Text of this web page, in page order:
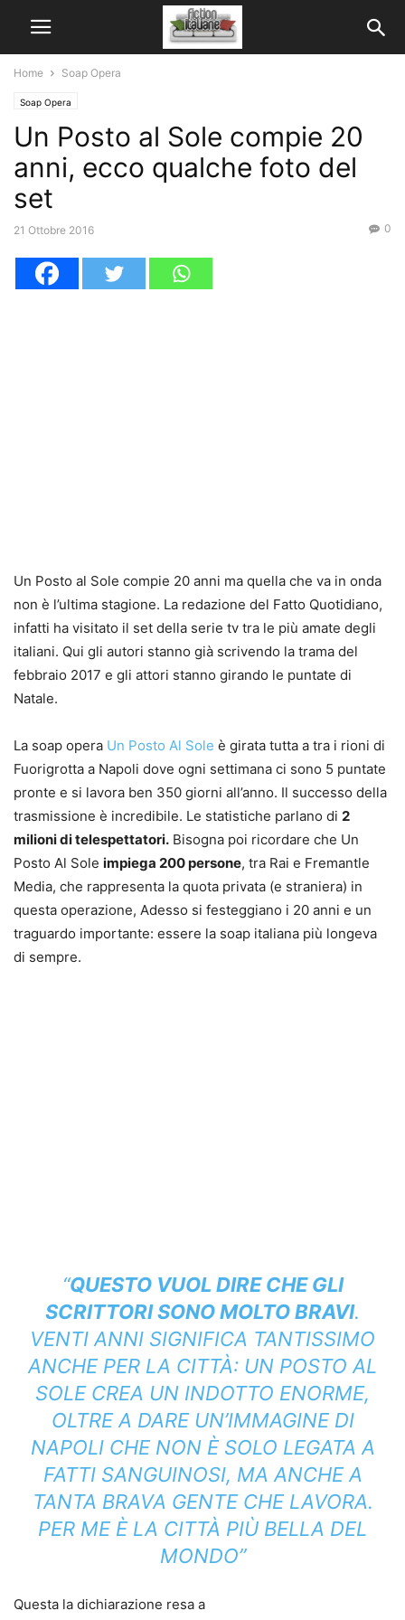
Home Soap Opera
Soap Opera
Un Posto al Sole compie 20
anni, ecco qualche foto del
set
21 Ottobre 2016 0
Un Posto al Sole compie 20 anni ma quella che va in onda
non è l’ultima stagione. La redazione del Fatto Quotidiano,
infatti ha visitato il set della serie tv tra le più amate degli
italiani. Qui gli autori stanno già scrivendo la trama del
febbraio 2017 e gli attori stanno girando le puntate di
Natale.
La soap opera Un Posto Al Sole è girata tutta a tra i rioni di
Fuorigrotta a Napoli dove ogni settimana ci sono 5 puntate
pronte e si lavora ben 350 giorni all’anno. Il successo della
trasmissione è incredibile. Le statistiche parlano di 2
milioni di telespettatori. Bisogna poi ricordare che Un
Posto Al Sole impiega 200 persone, tra Rai e Fremantle
Media, che rappresenta la quota privata (e straniera) in
questa operazione, Adesso si festeggiano i 20 anni e un
traguardo importante: essere la soap italiana più longeva
di sempre.
“QUESTO VUOL DIRE CHE GLI
SCRITTORI SONO MOLTO BRAVI.
VENTI ANNI SIGNIFICA TANTISSIMO
ANCHE PER LA CITTÀ: UN POSTO AL
SOLE CREA UN INDOTTO ENORME,
OLTRE A DARE UN’IMMAGINE DI
NAPOLI CHE NON È SOLO LEGATA A
FATTI SANGUINOSI, MA ANCHE A
TANTA BRAVA GENTE CHE LAVORA.
PER ME È LA CITTÀ PIÙ BELLA DEL
MONDO”
Questa la dichiarazione resa a